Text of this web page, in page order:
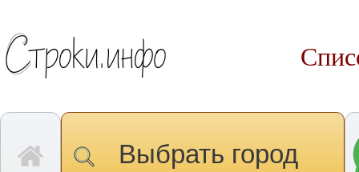
Выбрать город